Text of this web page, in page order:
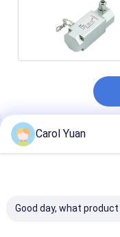
अनुशंसित उत्पाद
Carol Yuan
Good day, what